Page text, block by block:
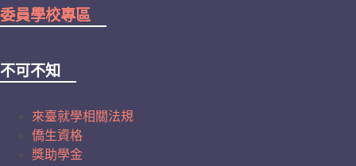
委員學校專區
不可不知
來臺就學相關法規
僑生資格
獎助學金